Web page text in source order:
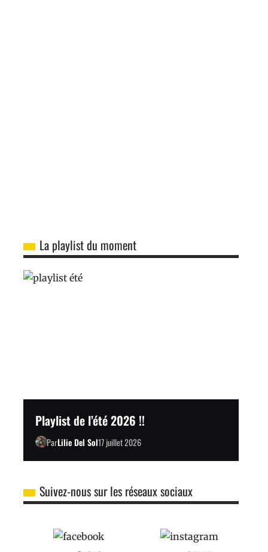
La playlist du moment
Playlist de l’été 2026 !!
ParLilie Del Sol17 juillet 2026
Suivez-nous sur les réseaux sociaux